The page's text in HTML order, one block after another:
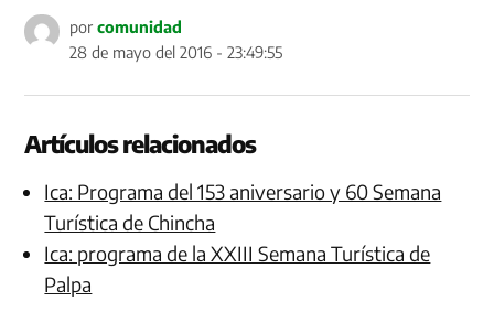
por comunidad
28 de mayo del 2016 - 23:49:55
Artículos relacionados
Ica: Programa del 153 aniversario y 60 Semana
Turística de Chincha
Ica: programa de la XXIII Semana Turística de
Palpa